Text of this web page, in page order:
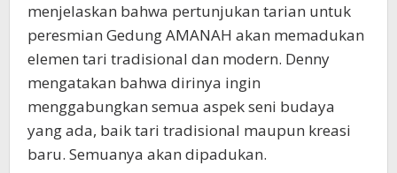
menjelaskan bahwa pertunjukan tarian untuk
peresmian Gedung AMANAH akan memadukan
elemen tari tradisional dan modern. Denny
mengatakan bahwa dirinya ingin
menggabungkan semua aspek seni budaya
yang ada, baik tari tradisional maupun kreasi
baru. Semuanya akan dipadukan.